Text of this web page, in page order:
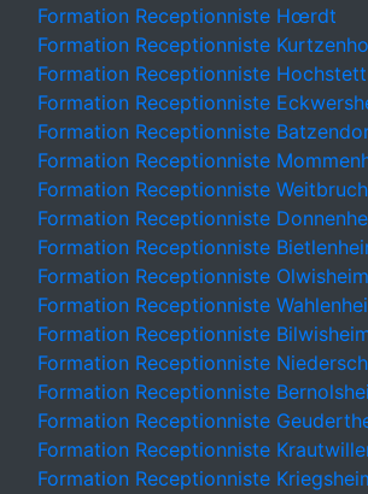
Formation Receptionniste Hœrdt
Formation Receptionniste
Formation Receptionniste Hochstett
Formation Receptionniste
Formation Receptionniste
Formation Receptionniste
Formation Receptionniste Weitbruch
Formation Receptionniste
Formation Receptionniste
Formation Receptionniste Olwisheim
Formation Receptionniste
Formation Receptionniste
Formation Receptionniste
Formation Receptionniste
Formation Receptionniste
Formation Receptionniste
Formation Receptionniste